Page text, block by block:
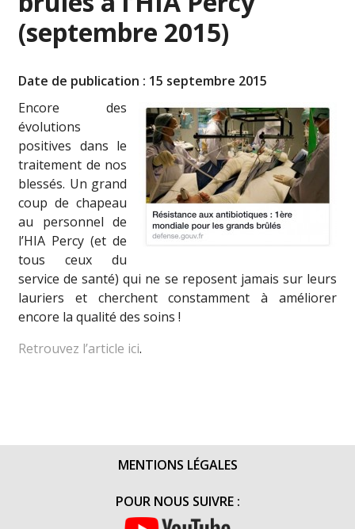
(septembre 2015)
Date de publication : 15 septembre 2015
Encore des
évolutions
positives dans le
traitement de nos
blessés. Un grand
coup de chapeau
au personnel de
l’HIA Percy (et de
tous ceux du
service de santé) qui ne se reposent jamais sur leurs
lauriers et cherchent constamment à améliorer
encore la qualité des soins !
Retrouvez l’article ici.
MENTIONS LÉGALES
POUR NOUS SUIVRE :